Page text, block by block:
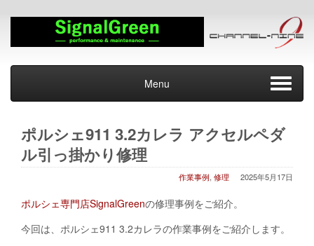
Menu
ポルシェ911 3.2カレラ アクセルペダ
ル引っ掛かり修理
2025年5月17日
作業事例, 修理
ポルシェ専門店SignalGreenの修理事例をご紹介。
今回は、ポルシェ911 3.2カレラの作業事例をご紹介します。